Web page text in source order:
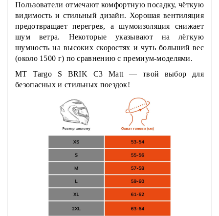
Пользователи отмечают комфортную посадку, чёткую
видимость и стильный дизайн. Хорошая вентиляция
предотвращает перегрев, а шумоизоляция снижает
шум ветра. Некоторые указывают на лёгкую
шумность на высоких скоростях и чуть больший вес
(около 1500 г) по сравнению с премиум-моделями.
MT Targo S BRIK C3 Matt — твой выбор для
безопасных и стильных поездок!